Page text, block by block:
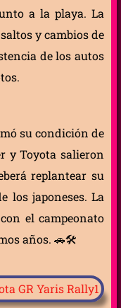
a la playa. La
y cambios de
de los autos
su condición de
y Toyota salieron
replantear su
los japoneses. La
el campeonato
años. 🚗🛠️